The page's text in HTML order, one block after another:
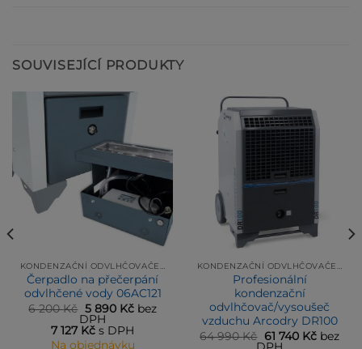
SOUVISEJÍCÍ PRODUKTY
Čerpadlo na přečerpání
odvlhčené vody 06AC121
6 200Kč Původní
cena
byla:
6 200 Kč.
5 890 KčAktuální
je:
5 890 Kč.
bez
DPH
7 127 Kč s DPH
Na objednávku
Profesionální
kondenzační
odvlhčovač/vysoušeč
vzduchu Arcodry DR100
64 990Kč Původní
cena
61 740 KčAktuální
bez
DPH